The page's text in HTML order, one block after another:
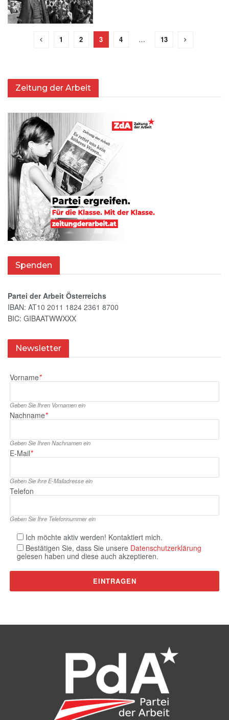
1 2 3 4 … 13
Zeitung der Arbeit
Spenden
Partei der Arbeit Österreichs
IBAN: AT10 2011 1824 2361 8700
BIC: GIBAATWWXXX
Newsletter
Vorname*
Geben Sie Ihren Vornamen ein
Nachname*
Geben Sie Ihren Nachnamen ein
E‑Mail*
Geben Sie ihre E‑Mailadresse ein
Telefon
Geben Sie Ihre Telefonnummer ein
Ich möchte aktiv werden! Kontaktiert mich.
Bestätigen Sie, dass Sie unsere Datenschutzerklärung
gelesen haben und diese auch akzeptieren.